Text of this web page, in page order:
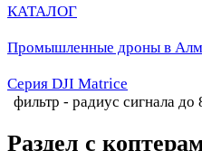
КАТАЛОГ
Промышленные дроны в
Серия DJI Matrice
фильтр - радиус сигнала до
Раздел с